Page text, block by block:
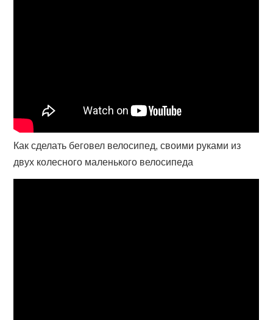
Как сделать беговел велосипед, своими руками из
двух колесного маленького велосипеда